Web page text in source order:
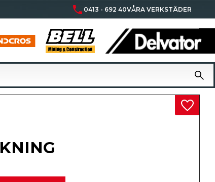
phone 0413 - 692 40VÅRA VERKSTÄDER
Lägg